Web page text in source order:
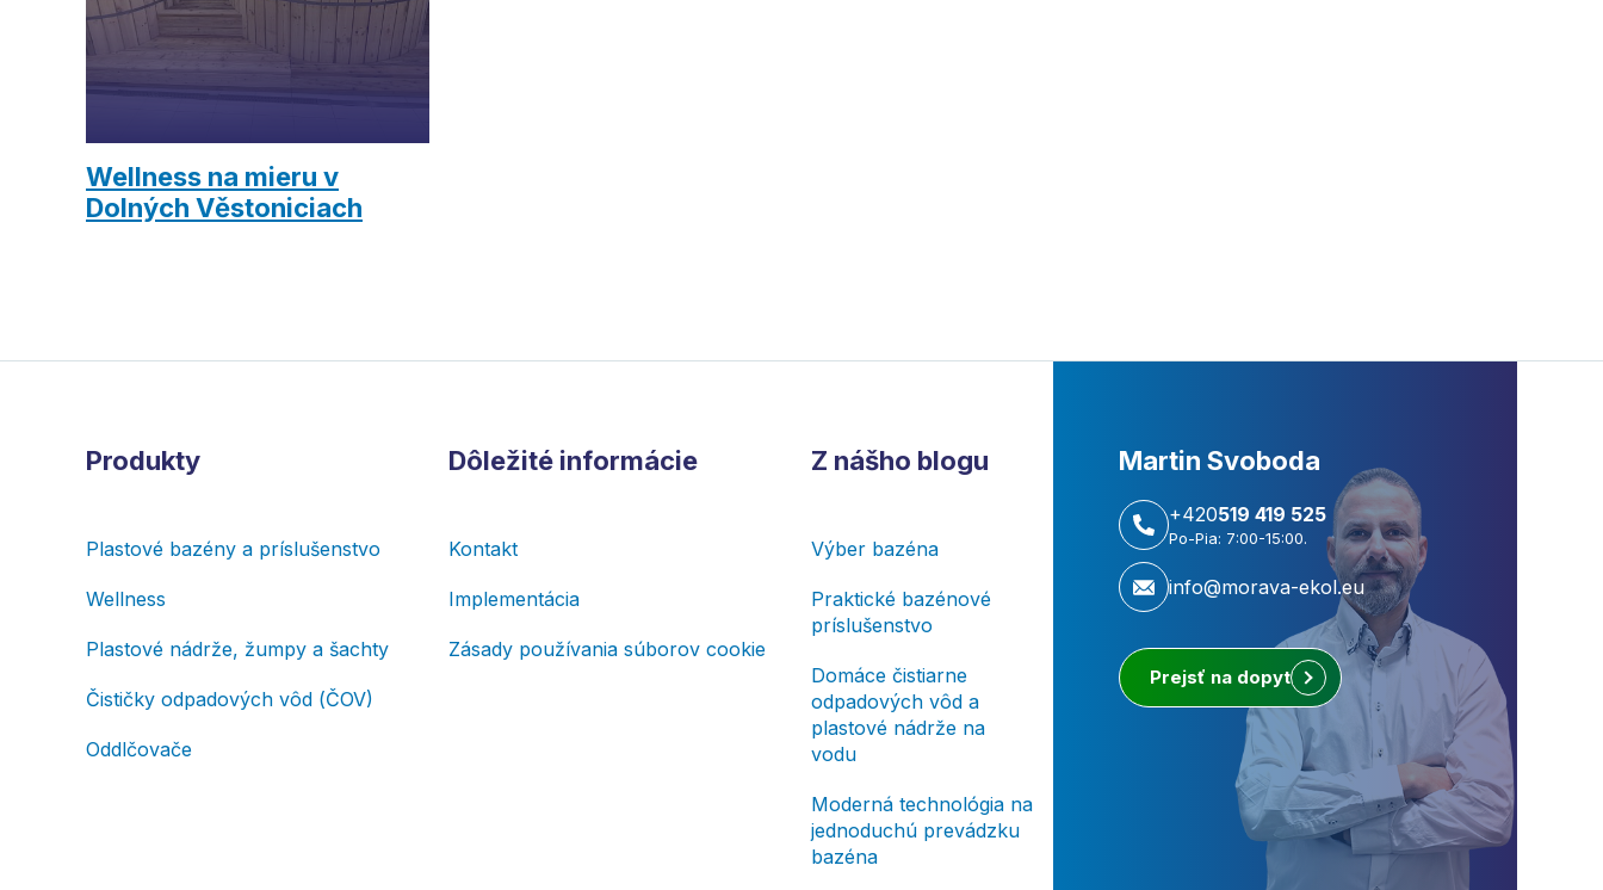
Wellness na mieru v
Dolných Věstoniciach
Produkty
Plastové bazény a príslušenstvo
Wellness
Plastové nádrže, žumpy a šachty
Čističky odpadových vôd (ČOV)
Oddlčovače
Dôležité informácie
Kontakt
Implementácia
Zásady používania súborov cookie
Z nášho blogu
Výber bazéna
Praktické bazénové
príslušenstvo
Domáce čistiarne
odpadových vôd a
plastové nádrže na
vodu
Moderná technológia na
jednoduchú prevádzku
bazéna
Martin Svoboda
+420519 419 525
Po-Pia: 7:00-15:00.
info@morava-ekol.eu
Prejsť na dopyt